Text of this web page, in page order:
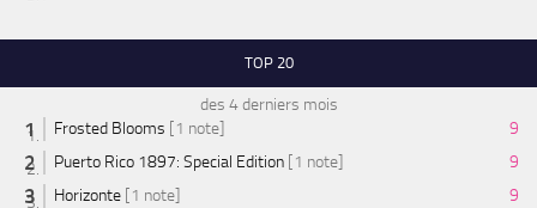
TOP 20
des 4 derniers mois
Frosted Blooms [1 note]
9
Puerto Rico 1897: Special Edition [1 note]
9
Horizonte [1 note]
9